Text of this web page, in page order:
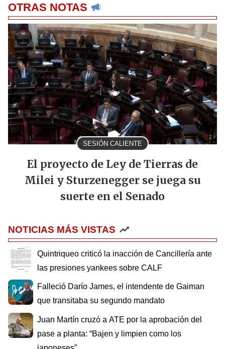
OTRAS NOTAS
SESIÓN CALIENTE
El proyecto de Ley de Tierras de
Milei y Sturzenegger se juega su
suerte en el Senado
NOTICIAS MÁS VISTAS
Quintriqueo criticó la inacción de Cancillería ante
las presiones yankees sobre CALF
Falleció Darío James, el intendente de Gaiman
que transitaba su segundo mandato
Juan Martín cruzó a ATE por la aprobación del
pase a planta: “Bajen y limpien como los